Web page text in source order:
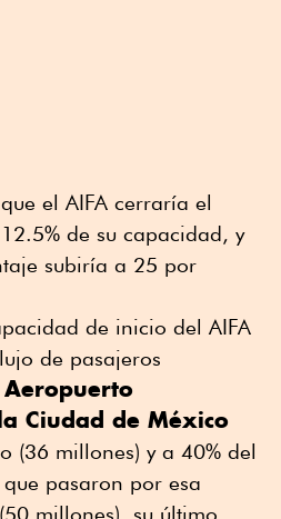
el AIFA cerraría el
de su capacidad, y
subiría a 25 por
de inicio del AIFA
de pasajeros
Aeropuerto
Ciudad de México
(36 millones) y a 40% del
pasaron por esa
millones), su último